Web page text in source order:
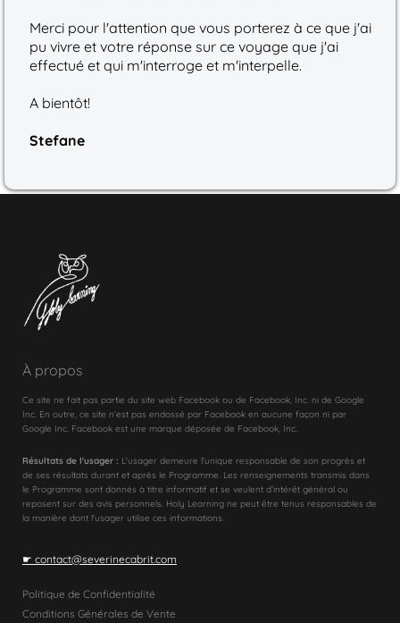
Merci pour l'attention que vous porterez à ce que j'ai
pu vivre et votre réponse sur ce voyage que j'ai
effectué et qui m'interroge et m'interpelle.
A bientôt!
Stefane
À propos
Ce site ne fait pas partie du site web Facebook ou de Facebook, Inc. ni de Google
Inc. En outre, ce site n’est pas endossé par Facebook en aucune façon ni par
Google Inc. Facebook est une marque déposée de Facebook, Inc.
Résultats de l'usager : L'usager demeure l'unique responsable de son progrès et
de ses résultats durant et après le Programme. Les renseignements transmis dans
le Programme sont donnés à titre informatif et se veulent d’intérêt général ou
reposent sur des avis personnels. Holy Learning ne peut être tenus responsables de
la manière dont l'usager utilise ces informations.
Politique de Confidentialité
Conditions Générales de Vente
☛ contact@severinecabrit.com